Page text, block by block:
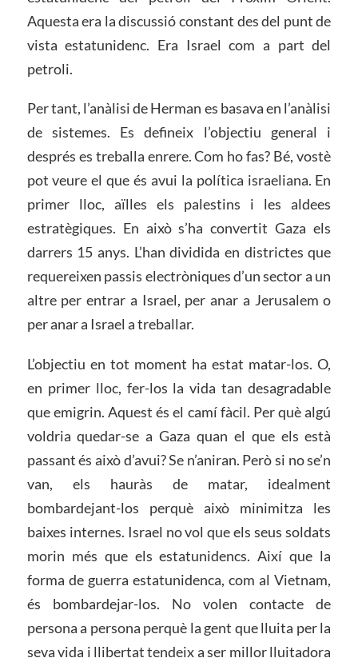
Aquesta era la discussió constant des del punt de
vista estatunidenc. Era Israel com a part del
petroli.
Per tant, l’anàlisi de Herman es basava en l’anàlisi
de sistemes. Es defineix l’objectiu general i
després es treballa enrere. Com ho fas? Bé, vostè
pot veure el que és avui la política israeliana. En
primer lloc, aïlles els palestins i les aldees
estratègiques. En això s’ha convertit Gaza els
darrers 15 anys. L’han dividida en districtes que
requereixen passis electròniques d’un sector a un
altre per entrar a Israel, per anar a Jerusalem o
per anar a Israel a treballar.
L’objectiu en tot moment ha estat matar-los. O,
en primer lloc, fer-los la vida tan desagradable
que emigrin. Aquest és el camí fàcil. Per què algú
voldria quedar-se a Gaza quan el que els està
passant és això d’avui? Se n’aniran. Però si no se’n
van, els hauràs de matar, idealment
bombardejant-los perquè això minimitza les
baixes internes. Israel no vol que els seus soldats
morin més que els estatunidencs. Així que la
forma de guerra estatunidenca, com al Vietnam,
és bombardejar-los. No volen contacte de
persona a persona perquè la gent que lluita per la
seva vida i llibertat tendeix a ser millor lluitadora